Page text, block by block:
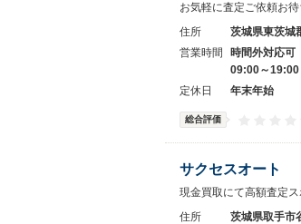
お気軽に査定ご依頼お
住所
茨城県東茨城
営業時間
時間外対応可
09:00～19:00
定休日
年末年始
総合評価
サクセスオート
現金買取にて高額査定
住所
茨城県取手市